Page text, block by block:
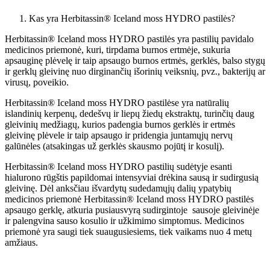
Kas yra Herbitassin® Iceland moss HYDRO pastilės?
Herbitassin® Iceland moss HYDRO pastilės yra pastilių pavidalo
medicinos priemonė, kuri, tirpdama burnos ertmėje, sukuria
apsauginę plėvelę ir taip apsaugo burnos ertmės, gerklės, balso stygų
ir gerklų gleivinę nuo dirginančių išorinių veiksnių, pvz., bakterijų ar
virusų, poveikio.
Herbitassin® Iceland moss HYDRO pastilėse yra natūralių
islandinių kerpenų, dedešvų ir liepų žiedų ekstraktų, turinčių daug
gleivinių medžiagų, kurios padengia burnos gerklės ir ertmės
gleivinę plėvele ir taip apsaugo ir pridengia juntamųjų nervų
galūnėles (atsakingas už gerklės skausmo pojūtį ir kosulį).
Herbitassin® Iceland moss HYDRO pastilių sudėtyje esanti
hialurono rūgštis papildomai intensyviai drėkina sausą ir sudirgusią
gleivinę. Dėl anksčiau išvardytų sudedamųjų dalių ypatybių
medicinos priemonė Herbitassin® Iceland moss HYDRO pastilės
apsaugo gerklę, atkuria pusiausvyrą sudirgintoje sausoje gleivinėje
ir palengvina sauso kosulio ir užkimimo simptomus. Medicinos
priemonė yra saugi tiek suaugusiesiems, tiek vaikams nuo 4 metų
amžiaus.